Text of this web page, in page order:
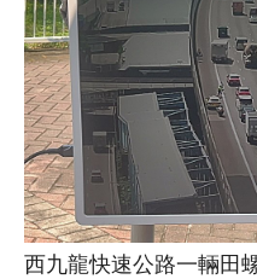
西九龍快速公路一輛田